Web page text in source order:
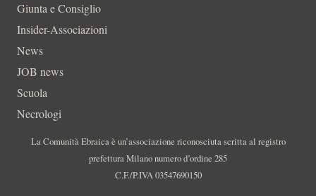
Giunta e Consiglio
Insider-Associazioni
News
JOB news
Scuola
Necrologi
La Comunità Ebraica è un’associazione riconosciuta scritta al registro
prefettura Milano numero d’ordine 285
C.F./P.IVA 03547690150